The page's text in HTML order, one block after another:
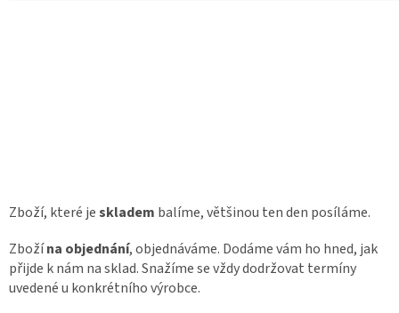
Zboží, které jeskladem balíme, většinou ten den posíláme.
Zbožína objednání, objednáváme. Dodáme vám ho hned, jak
přijde k nám na sklad. Snažíme se vždy dodržovat termíny
uvedené u konkrétního výrobce.